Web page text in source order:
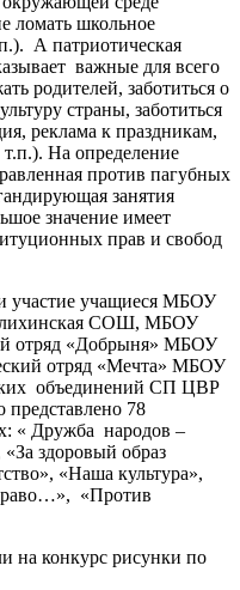
ломать школьное
А патриотическая
важные для всего
родителей, заботиться о
страны, заботиться
реклама к праздникам,
На определение
против пагубных
занятия
значение имеет
прав и свобод
участие учащиеся МБОУ
СОШ, МБОУ
отряд «Добрыня» МБОУ
отряд «Мечта» МБОУ
объединений СП ЦВР
представлено 78
« Дружба народов –
здоровый образ
«Наша культура»,
«Против
на конкурс рисунки по